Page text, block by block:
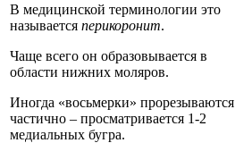
В медицинской терминологии это
называется перикоронит.
Чаще всего он образовывается в
области нижних моляров.
Иногда «восьмерки» прорезываются
частично – просматривается 1-2
медиальных бугра.